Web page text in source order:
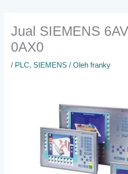
Jual SIEMENS
0AX0
/ PLC, SIEMENS / Olehfranky